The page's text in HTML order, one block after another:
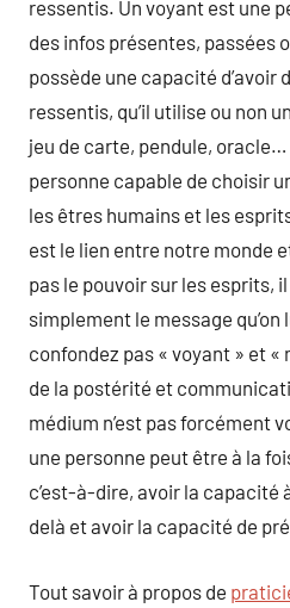
ressentis. Un voyant est une
des infos présentes, passées
possède une capacité d’avoir
ressentis, qu’il utilise ou non
jeu de carte, pendule,
personne capable de choisir
les êtres humains et les
est le lien entre notre monde
pas le pouvoir sur les esprits,
simplement le message
confondez pas « voyant » et
de la postérité et
médium n’est pas forcément
une personne peut être à la
c’est-à-dire, avoir la capacité
delà et avoir la capacité de
Tout savoir à propos de